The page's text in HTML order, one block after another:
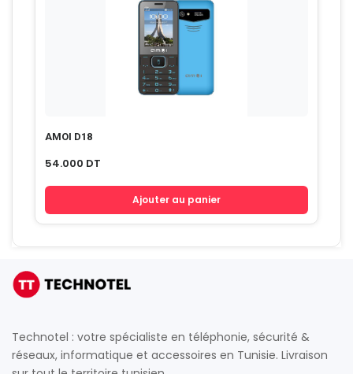
AMOI D18
54.000 DT
Ajouter au panier
Technotel : votre spécialiste en téléphonie, sécurité &
réseaux, informatique et accessoires en Tunisie. Livraison